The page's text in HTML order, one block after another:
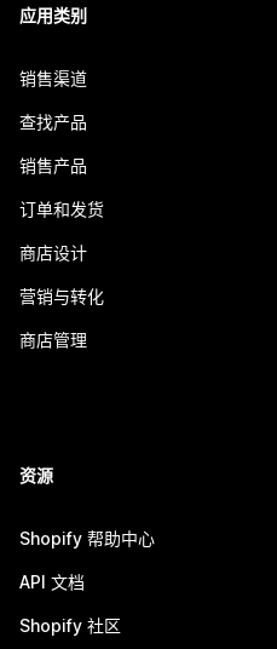
应用类别
销售渠道
查找产品
销售产品
订单和发货
商店设计
营销与转化
商店管理
资源
Shopify 帮助中心
API 文档
Shopify 社区